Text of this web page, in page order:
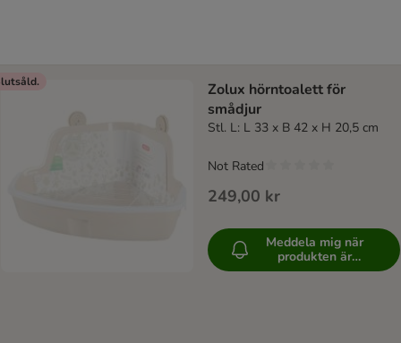
Zolux hörntoalett för
smådjur
Stl. L: L 33 x B 42 x H 20,5 cm
249,00 kr
Not Rated
Meddela mig när
produkten är
tillgänglig